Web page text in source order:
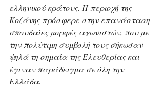
ελληνικού κράτους. Η περιοχή της
Κοζάνης πρόσφερε στην επανάσταση
σπουδαίες μορφές αγωνιστών, που με
την πολύτιμη συμβολή τους σήκωσαν
ψηλά τη σημαία της Ελευθερίας και
έγιναν παράδειγμα σε όλη την
Ελλάδα.